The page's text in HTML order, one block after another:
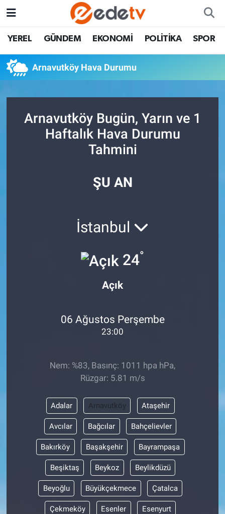
YEREL GÜNDEM EKONOMİ POLİTİKA SPOR
Arnavutköy Hava Durumu
Arnavutköy Bugün, Yarın ve 1
Haftalık Hava Durumu
Tahmini
ŞU AN
İstanbul
24°
Açık
06 Ağustos Perşembe
23:00
Nem: %83, Basınç: 1011 hpa hPa,
Rüzgar: 5.81 m/s
Adalar Arnavutköy Ataşehir
Avcılar Bağcılar Bahçelievler
Bakırköy Başakşehir Bayrampaşa
Beşiktaş Beykoz Beylikdüzü
Beyoğlu Büyükçekmece Çatalca
Çekmeköy Esenler Esenyurt